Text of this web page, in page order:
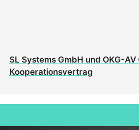
SL Systems GmbH und OKG-
Kooperationsvertrag